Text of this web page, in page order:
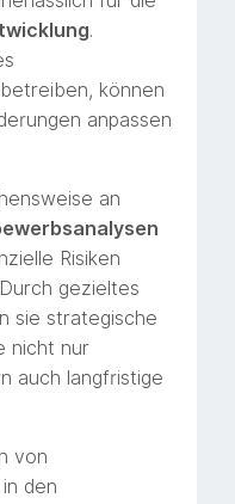
.
betreiben, können
anpassen
an
Risiken
gezieltes
sie strategische
nicht nur
auch langfristige
von
in den